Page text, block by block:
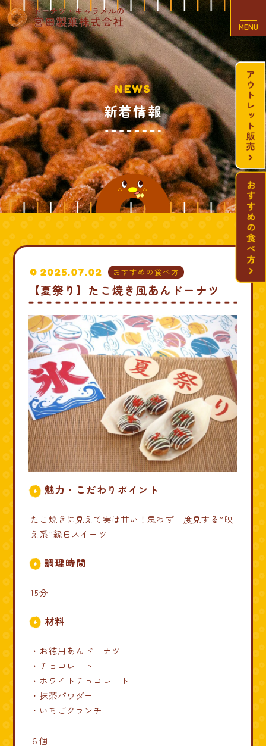
NEWS
新着情報
2025.07.02 おすすめの食べ方
【夏祭り】たこ焼き風あんドーナツ
魅力・こだわりポイント
たこ焼きに見えて実は甘い！思わず二度見する”映
え系”縁日スイーツ
調理時間
15分
材料
・お徳用あんドーナツ
・チョコレート
・ホワイトチョコレート
・抹茶パウダー
・いちごクランチ
６個
MENU